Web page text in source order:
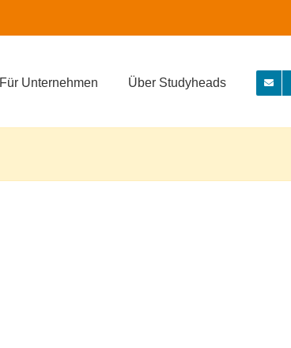
Für Unternehmen Über Studyheads